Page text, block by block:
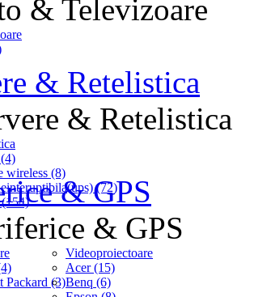
& Televizoare
& Retelistica
& Retelistica
wireless (8)
(72)
& GPS
& GPS
Packard (3)
Videoproiectoare
Acer (15)
Benq (6)